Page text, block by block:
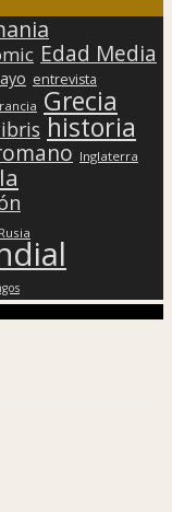
Edad Media
entrevista
Grecia
historia
Inglaterra
Rusia